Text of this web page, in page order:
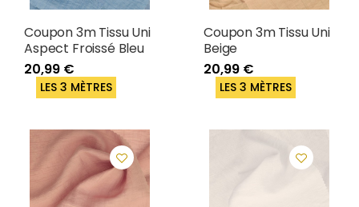
Coupon 3m Tissu Uni
Aspect Froissé Bleu
20,99 €
LES 3 MÈTRES
Coupon 3m Tissu Uni
Beige
20,99 €
LES 3 MÈTRES